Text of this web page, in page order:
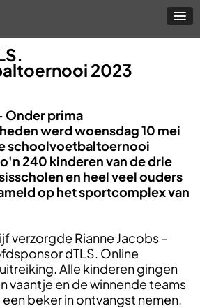
2023
Onder prima
werd woensdag 10 mei
schoolvoetbaltoernooi
240 kinderen van de drie
en heel veel ouders
op het sportcomplex van
verzorgde Rianne Jacobs –
dTLS. Online
Alle kinderen gingen
vaantje en de winnende teams
beker in ontvangst nemen.